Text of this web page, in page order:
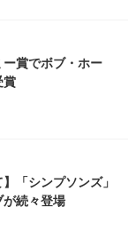
賞でボブ・ホー
賞
「シンプソンズ」
が続々登場